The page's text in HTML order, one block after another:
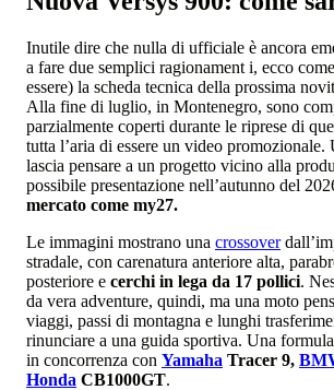
Inutile dire che nulla di ufficiale è ancora
a fare due semplici ragionament i, ecco
essere) la scheda tecnica della prossima
Alla fine di luglio, in Montenegro, sono
parzialmente coperti durante le riprese di
tutta l’aria di essere un video promozionale.
lascia pensare a un progetto vicino alla
possibile presentazione nell’autunno del
mercato come my27.
Le immagini mostrano una crossover
stradale, con carenatura anteriore alta,
posteriore e cerchi in lega da 17 pollici.
da vera adventure, quindi, ma una moto
viaggi, passi di montagna e lunghi
rinunciare a una guida sportiva. Una
in concorrenza con Yamaha Tracer 9,
Honda CB1000GT.